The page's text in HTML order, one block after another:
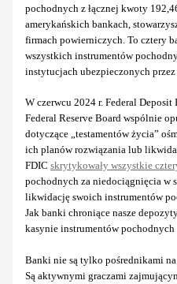
pochodnych z łącznej kwoty
amerykańskich bankach,
firmach powierniczych. To cztery
wszystkich instrumentów
instytucjach ubezpieczonych przez
W czerwcu 2024 r. Federal
Federal Reserve Board wspólnie
dotyczące „testamentów życia”
ich planów rozwiązania lub
FDIC skrytykowały wszystkie
pochodnych za niedociągnięcia w
likwidację swoich instrumentów
Jak banki chroniące nasze
kasynie instrumentów pochodnych
Banki nie są tylko pośrednikami
Są aktywnymi graczami